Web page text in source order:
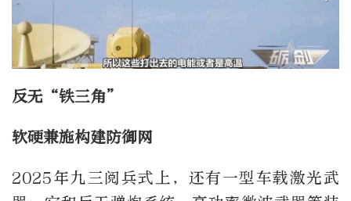
反无“铁三角”
软硬兼施构建防御网
2025年九三阅兵式上，还有一型车载激光武